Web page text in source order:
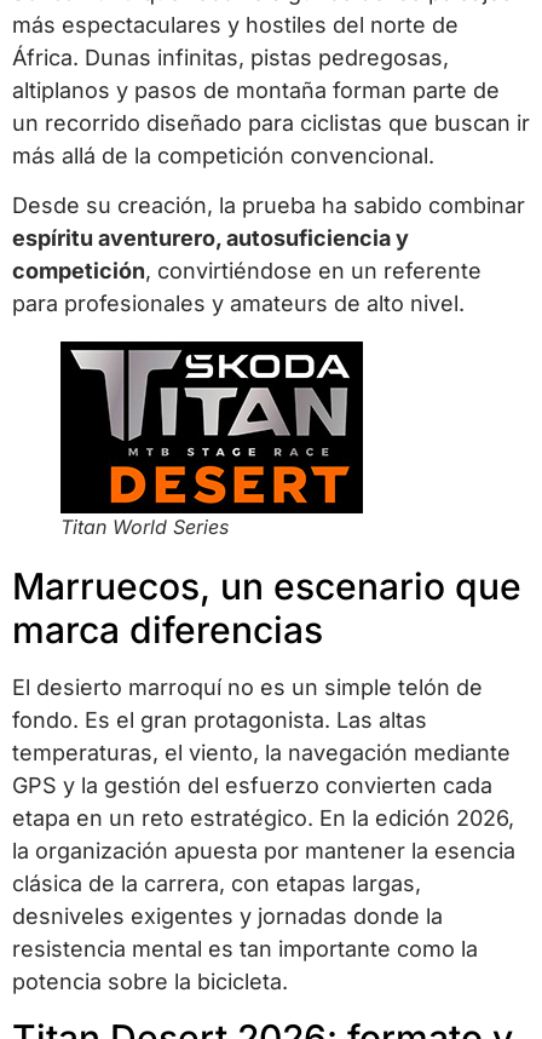
más espectaculares y hostiles del norte de
África. Dunas infinitas, pistas pedregosas,
altiplanos y pasos de montaña forman parte de
un recorrido diseñado para ciclistas que buscan ir
más allá de la competición convencional.
Desde su creación, la prueba ha sabido combinar
espíritu aventurero, autosuficiencia y
competición, convirtiéndose en un referente
para profesionales y amateurs de alto nivel.
Titan World Series
Marruecos, un escenario que
marca diferencias
El desierto marroquí no es un simple telón de
fondo. Es el gran protagonista. Las altas
temperaturas, el viento, la navegación mediante
GPS y la gestión del esfuerzo convierten cada
etapa en un reto estratégico. En la edición 2026,
la organización apuesta por mantener la esencia
clásica de la carrera, con etapas largas,
desniveles exigentes y jornadas donde la
resistencia mental es tan importante como la
potencia sobre la bicicleta.